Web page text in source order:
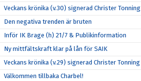
Veckans krönika (v.30) signerad Christer Tonning
Den negativa trenden är bruten
Inför IK Brage (h) 21/7 & Publikinformation
Ny mittfältskraft klar på lån för SAIK
Veckans krönika (v.29) signerad Christer Tonning
Välkommen tillbaka Charbel!